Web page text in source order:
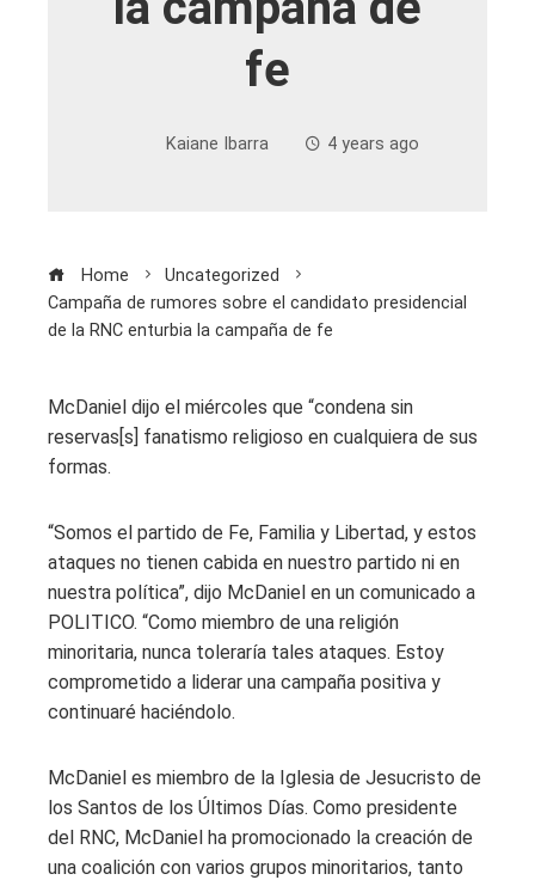
fe
Kaiane Ibarra 4 years ago
Home
Uncategorized
Campaña de rumores sobre el candidato presidencial
de la RNC enturbia la campaña de fe
McDaniel dijo el miércoles que “condena sin
reservas[s] fanatismo religioso en cualquiera de sus
formas.
“Somos el partido de Fe, Familia y Libertad, y estos
ataques no tienen cabida en nuestro partido ni en
nuestra política”, dijo McDaniel en un comunicado a
POLITICO. “Como miembro de una religión
minoritaria, nunca toleraría tales ataques. Estoy
comprometido a liderar una campaña positiva y
continuaré haciéndolo.
McDaniel es miembro de la Iglesia de Jesucristo de
los Santos de los Últimos Días. Como presidente
del RNC, McDaniel ha promocionado la creación de
una coalición con varios grupos minoritarios, tanto